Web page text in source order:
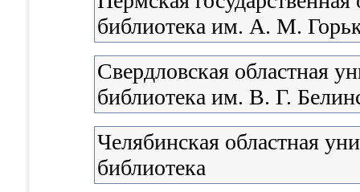
библиотека им. А. М.
Свердловская областная
библиотека им. В. Г.
Челябинская областная
библиотека